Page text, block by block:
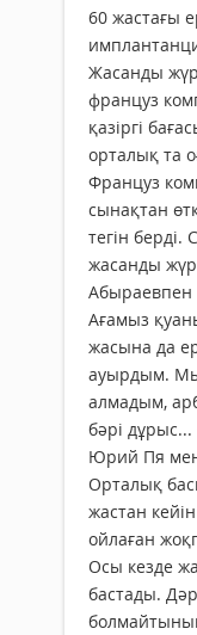
60 жастағы
Жасанды
француз
қазіргі
орталық та
Француз
сынақтан
тегін
жасанды
Абыраевпен
Ағамыз
жасына да
ауырдым.
алмадым,
бәрі дұрыс...
Юрий Пя
Орталық
жастан
ойлаған
Осы кезде
бастады.